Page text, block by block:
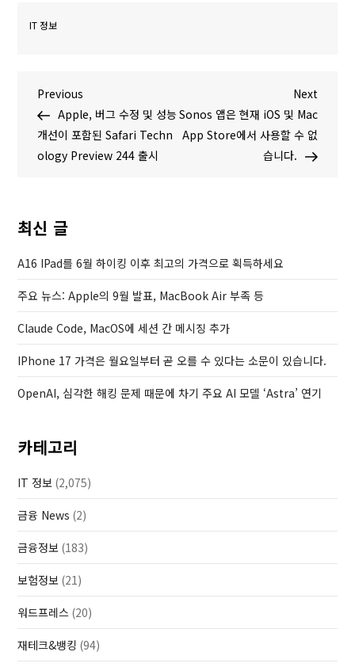
IT 정보
글
탐
색
P
r
e
v
s
P
o
s
Previous
Apple, 버그 수정 및 성능
개선이 포함된 Safari Techn
ology Preview 244 출시
N
e
x
t
Next
Sonos 앱은 현재 iOS 및 Mac
App Store에서 사용할 수 없
습니다.
최신 글
A16 IPad를 6월 하이킹 이후 최고의 가격으로 획득하세요
주요 뉴스: Apple의 9월 발표, MacBook Air 부족 등
Claude Code, MacOS에 세션 간 메시징 추가
IPhone 17 가격은 월요일부터 곧 오를 수 있다는 소문이 있습니다.
OpenAI, 심각한 해킹 문제 때문에 차기 주요 AI 모델 ‘Astra’ 연기
카테고리
IT 정보 (2,075)
금융 News (2)
금융정보 (183)
보험정보 (21)
워드프레스 (20)
재테크&뱅킹 (94)